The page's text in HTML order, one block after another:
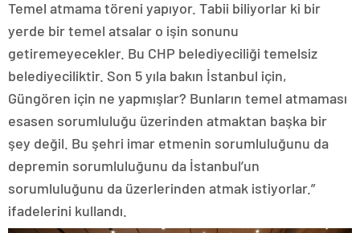
Temel atmama töreni yapıyor. Tabii biliyorlar ki bir
yerde bir temel atsalar o işin sonunu
getiremeyecekler. Bu CHP belediyeciliği temelsiz
belediyeciliktir. Son 5 yıla bakın İstanbul için,
Güngören için ne yapmışlar? Bunların temel atmaması
esasen sorumluluğu üzerinden atmaktan başka bir
şey değil. Bu şehri imar etmenin sorumluluğunu da
depremin sorumluluğunu da İstanbul’un
sorumluluğunu da üzerlerinden atmak istiyorlar.”
ifadelerini kullandı.